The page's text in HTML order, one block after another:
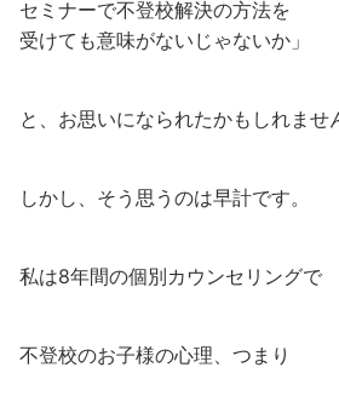
セミナーで不登校解決の方法を
受けても意味がないじゃないか」
と、お思いになられたかもしれませ
しかし、そう思うのは早計です。
私は8年間の個別カウンセリングで
不登校のお子様の心理、つまり